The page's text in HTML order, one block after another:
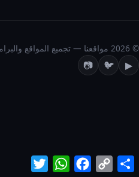
© 2026 مواقعنا — تجميع المواقع والبرامج وأدوات الأونلاين وتصنيفها.
▶
🐦
📷
Twitter
WhatsApp
FacebookCopy
Link
Share